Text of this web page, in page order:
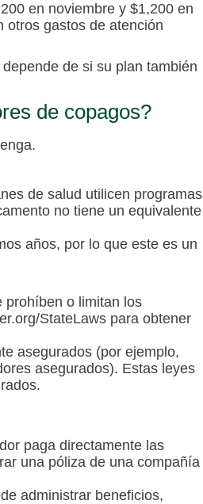
en noviembre y $1,200 en
otros gastos de atención
de si su plan también
de copagos?
.
de salud utilicen programas
no tiene un equivalente
años, por lo que este es un
prohíben o limitan los
StateLaws para obtener
asegurados (por ejemplo,
asegurados). Estas leyes
paga directamente las
una póliza de una compañía
administrar beneficios,